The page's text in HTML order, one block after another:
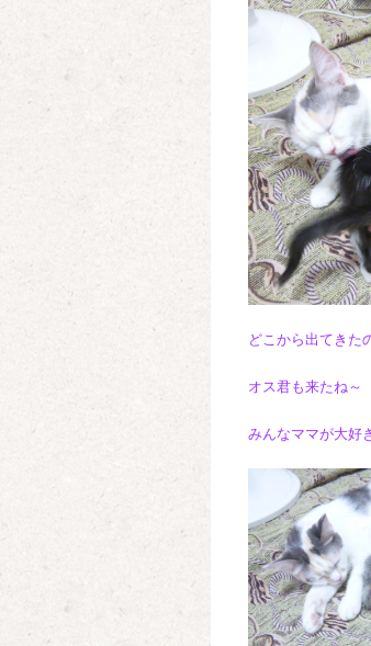
どこから出てきた
オス君も来たね～
みんなママが大好